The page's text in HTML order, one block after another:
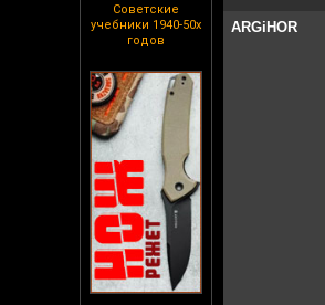
Советские
учебники 1940-50х
годов
ARGiHOR